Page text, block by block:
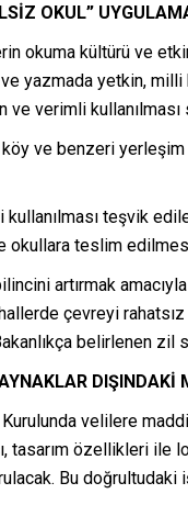
OKUL”
okuma kültürü ve
yazmada yetkin,
ve verimli kullanılması
köy ve benzeri
teşvik
teslim
artırmak
hallerde çevreyi
belirlenen zil
DIŞINDAKİ
velilere
tasarım özellikleri ile
Bu